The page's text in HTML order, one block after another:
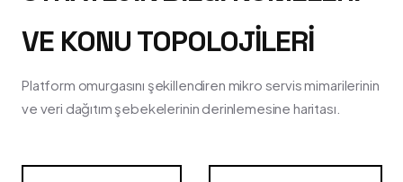
VE KONU TOPOLOJILERI
Platform omurgasını şekillendiren mikro servis mimarilerinin
ve veri dağıtım şebekelerinin derinlemesine haritası.